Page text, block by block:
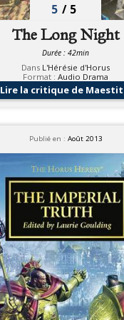
5 / 5
The Long Night
Durée : 42min
Dans L'Hérésie d'Horus
Format : Audio Drama
Lire la critique de
Publié en : Août 2013